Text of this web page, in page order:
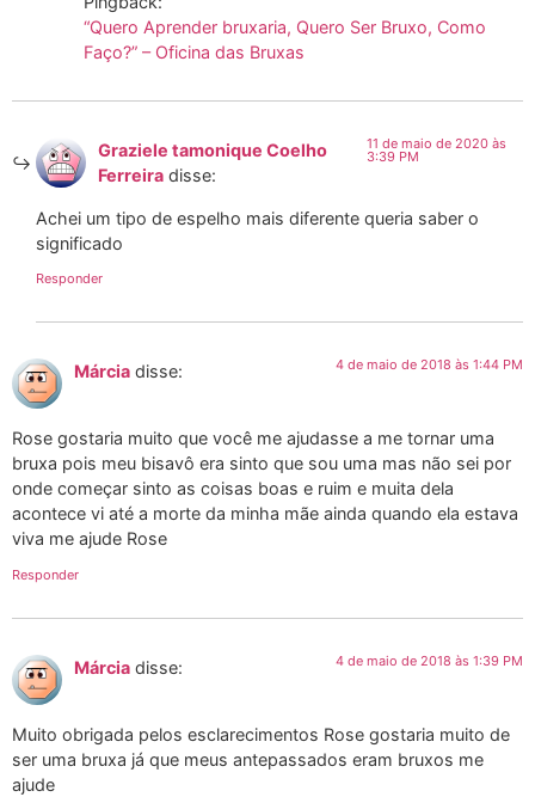
“Quero Aprender bruxaria, Quero Ser Bruxo, Como
Faço?” – Oficina das Bruxas
Graziele tamonique Coelho
Ferreira disse:
11 de maio de 2020 às
3:39 PM
Achei um tipo de espelho mais diferente queria saber o
significado
Responder
Márcia disse: 4 de maio de 2018 às 1:44 PM
Rose gostaria muito que você me ajudasse a me tornar uma
bruxa pois meu bisavô era sinto que sou uma mas não sei por
onde começar sinto as coisas boas e ruim e muita dela
acontece vi até a morte da minha mãe ainda quando ela estava
viva me ajude Rose
Responder
Márcia disse: 4 de maio de 2018 às 1:39 PM
Muito obrigada pelos esclarecimentos Rose gostaria muito de
ser uma bruxa já que meus antepassados eram bruxos me
ajude